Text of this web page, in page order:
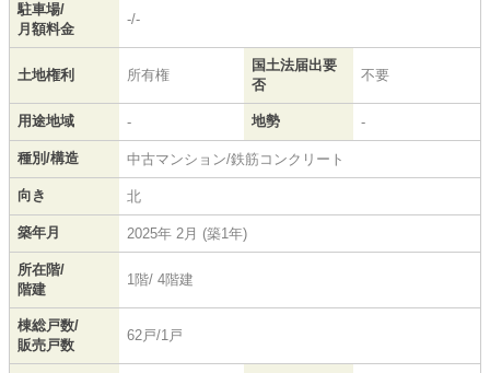
駐車場/
月額料金
-/-
土地権利 所有権
国土法届出要
否
不要
用途地域 - 地勢 -
種別/構造 中古マンション/鉄筋コンクリート
向き 北
築年月 2025年 2月 (築1年)
所在階/
階建
1階/ 4階建
棟総戸数/
販売戸数
62戸/1戸